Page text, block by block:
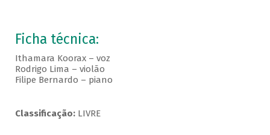
Ficha técnica:
Ithamara Koorax – voz
Rodrigo Lima – violão
Filipe Bernardo – piano
Classificação:LIVRE